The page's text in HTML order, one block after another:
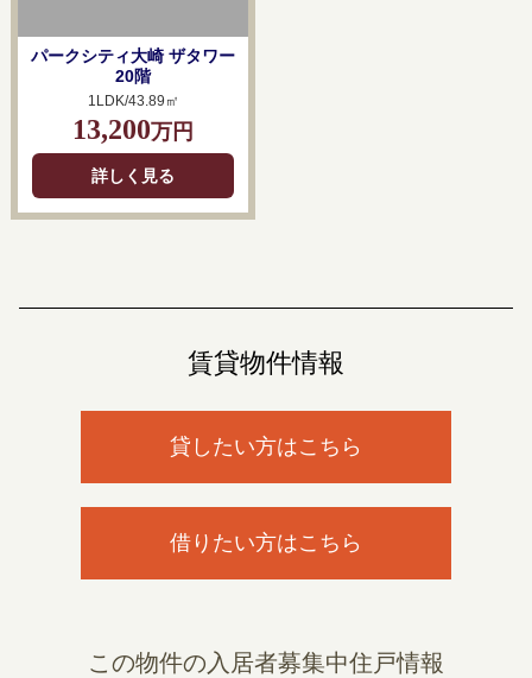
パークシティ大崎 ザタワー
20階
1LDK/43.89㎡
13,200万円
詳しく見る
賃貸物件情報
貸したい方はこちら
借りたい方はこちら
この物件の入居者募集中住戸情報